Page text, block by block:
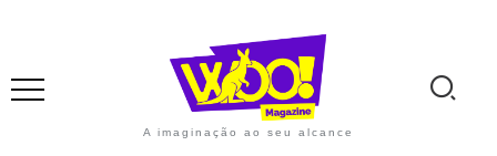
A imaginação ao seu alcance